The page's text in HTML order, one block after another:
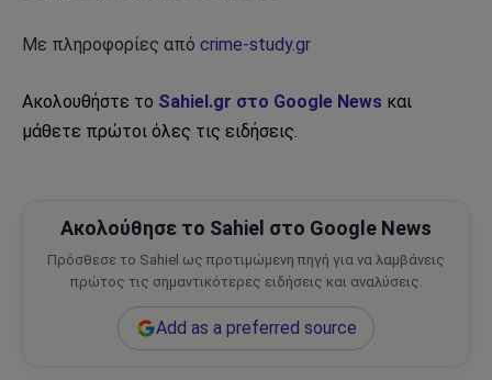
Με πληροφορίες από crime-study.gr
Ακολουθήστε το Sahiel.gr στο Google News και
μάθετε πρώτοι όλες τις ειδήσεις.
Ακολούθησε το Sahiel στο Google News
Πρόσθεσε το Sahiel ως προτιμώμενη πηγή για να λαμβάνεις
πρώτος τις σημαντικότερες ειδήσεις και αναλύσεις.
Add as a preferred source